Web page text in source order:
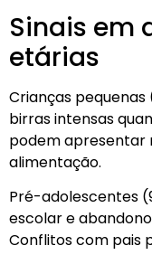
Sinais em
etárias
Crianças
birras intensas
podem apresentar
alimentação.
Pré-adolescentes
escolar e
Conflitos com pais